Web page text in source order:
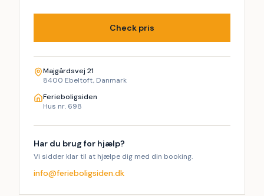
Check pris
Majgårdsvej 21
8400 Ebeltoft, Danmark
Ferieboligsiden
Hus nr. 698
Har du brug for hjælp?
Vi sidder klar til at hjælpe dig med din booking.
info@ferieboligsiden.dk